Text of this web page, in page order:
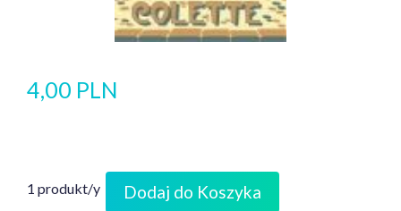
4,00 PLN
1 produkt/y Dodaj do Koszyka